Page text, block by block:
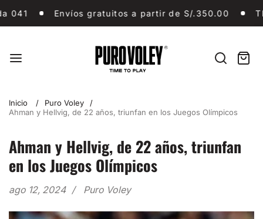
Envíos gratuitos a partir de S/.350.00 TIENDA,
Envíos gratuitos a partir de S/.350.00
Buscar
Inicio
Puro Voley
Ahman y Hellvig, de 22 años, triunfan en los Juegos Olímpicos
Ahman y Hellvig, de 22 años, triunfan
en los Juegos Olímpicos
ago 12, 2024 Puro Voley